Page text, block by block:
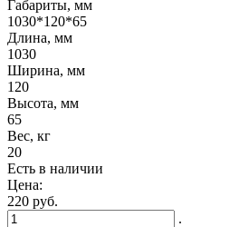
Габариты, мм
1030*120*65
Длина, мм
1030
Ширина, мм
120
Высота, мм
65
Вес, кг
20
Есть в наличии
Цена:
220 руб.
.